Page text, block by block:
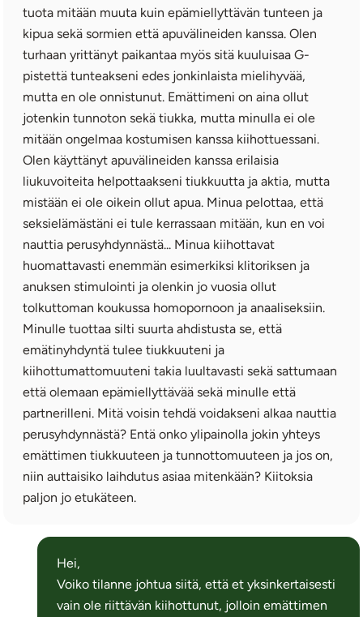
tuota mitään muuta kuin epämiellyttävän tunteen ja
kipua sekä sormien että apuvälineiden kanssa. Olen
turhaan yrittänyt paikantaa myös sitä kuuluisaa G-
pistettä tunteakseni edes jonkinlaista mielihyvää,
mutta en ole onnistunut. Emättimeni on aina ollut
jotenkin tunnoton sekä tiukka, mutta minulla ei ole
mitään ongelmaa kostumisen kanssa kiihottuessani.
Olen käyttänyt apuvälineiden kanssa erilaisia
liukuvoiteita helpottaakseni tiukkuutta ja aktia, mutta
mistään ei ole oikein ollut apua. Minua pelottaa, että
seksielämästäni ei tule kerrassaan mitään, kun en voi
nauttia perusyhdynnästä... Minua kiihottavat
huomattavasti enemmän esimerkiksi klitoriksen ja
anuksen stimulointi ja olenkin jo vuosia ollut
tolkuttoman koukussa homopornoon ja anaaliseksiin.
Minulle tuottaa silti suurta ahdistusta se, että
emätinyhdyntä tulee tiukkuuteni ja
kiihottumattomuuteni takia luultavasti sekä sattumaan
että olemaan epämiellyttävää sekä minulle että
partnerilleni. Mitä voisin tehdä voidakseni alkaa nauttia
perusyhdynnästä? Entä onko ylipainolla jokin yhteys
emättimen tiukkuuteen ja tunnottomuuteen ja jos on,
niin auttaisiko laihdutus asiaa mitenkään? Kiitoksia
paljon jo etukäteen.
Hei,
Voiko tilanne johtua siitä, että et yksinkertaisesti
vain ole riittävän kiihottunut, jolloin emättimen